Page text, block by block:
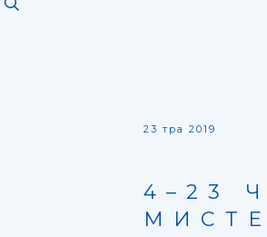
23 тра 2019
4–23